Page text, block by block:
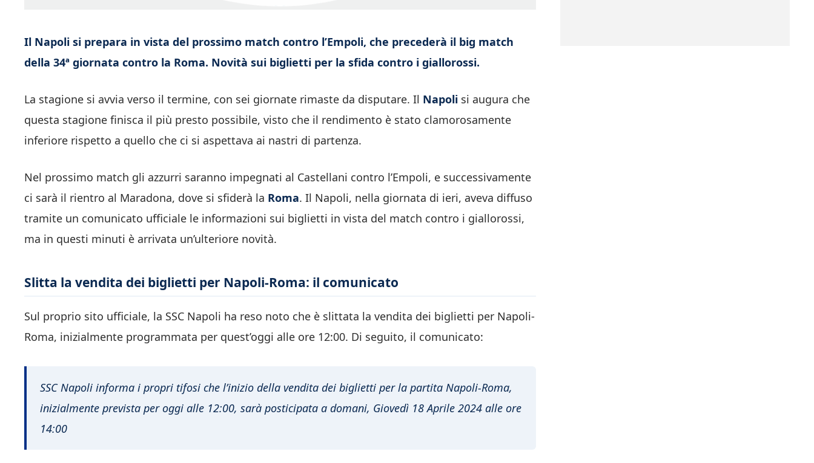
Il Napoli si prepara in vista del prossimo match contro l’Empoli, che precederà il big match
della 34ª giornata contro la Roma. Novità sui biglietti per la sfida contro i giallorossi.
La stagione si avvia verso il termine, con sei giornate rimaste da disputare. Il Napoli si augura che
questa stagione finisca il più presto possibile, visto che il rendimento è stato clamorosamente
inferiore rispetto a quello che ci si aspettava ai nastri di partenza.
Nel prossimo match gli azzurri saranno impegnati al Castellani contro l’Empoli, e successivamente
ci sarà il rientro al Maradona, dove si sfiderà la Roma. Il Napoli, nella giornata di ieri, aveva diffuso
tramite un comunicato ufficiale le informazioni sui biglietti in vista del match contro i giallorossi,
ma in questi minuti è arrivata un’ulteriore novità.
Slitta la vendita dei biglietti per Napoli-Roma: il comunicato
Sul proprio sito ufficiale, la SSC Napoli ha reso noto che è slittata la vendita dei biglietti per Napoli-
Roma, inizialmente programmata per quest’oggi alle ore 12:00. Di seguito, il comunicato:
SSC Napoli informa i propri tifosi che l’inizio della vendita dei biglietti per la partita Napoli-Roma,
inizialmente prevista per oggi alle 12:00, sarà posticipata a domani, Giovedì 18 Aprile 2024 alle ore
14:00